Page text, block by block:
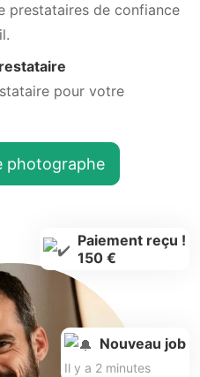
prestataires de confiance
pour votre
photographe
Paiement reçu !
150 €
Nouveau job
Il y a 2 minutes